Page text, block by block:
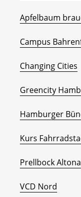
Apfelbaum
Campus
Changing Cities
Greencity
Hamburger
Kurs
Prellbock Altona
VCD Nord